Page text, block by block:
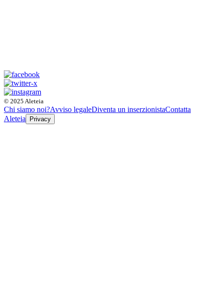
© 2025 Aleteia
Chi siamo noi?Avviso legaleDiventa un inserzionistaContatta
Aleteia
Privacy